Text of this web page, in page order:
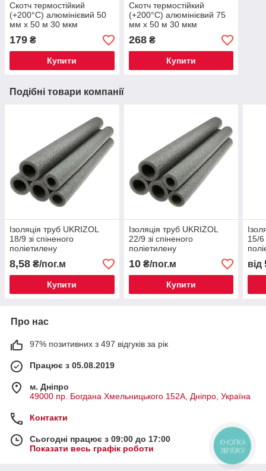
Скотч термостійкий
(+200°С) алюмінієвий 50
мм х 50 м 30 мкм
179 ₴
Купити
Скотч термостійкий
(+200°С) алюмінієвий 75
мм х 50 м 30 мкм
268₴
Купити
Подібні товари компанії
Ізоляція труб UKRIZOL
18/9 зі спіненого
поліетилену
8,58 ₴/пог.м
Купити
Ізоляція труб UKRIZOL
22/9 зі спіненого
поліетилену
10₴/пог.м
Купити
15/6
від
Про нас
97% позитивних з 497 відгуків за рік
Працює з 05.08.2019
м. Дніпро
49000 пр. Богдана Хмельницького 152А, Дніпро, Україна
Контакти
Сьогодні працює з 09:00 до 17:00
Показати весь графік роботи
КНОПКА
ЗВ'ЯЗКУ